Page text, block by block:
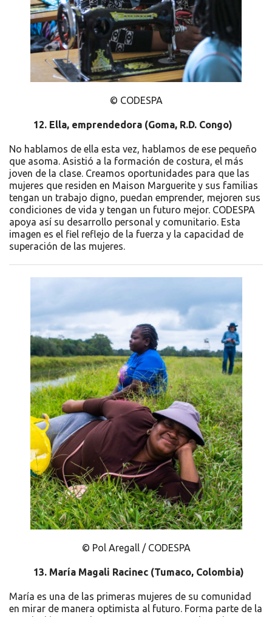
© CODESPA
12. Ella, emprendedora (Goma, R.D. Congo)
No hablamos de ella esta vez, hablamos de ese pequeño
que asoma. Asistió a la formación de costura, el más
joven de la clase. Creamos oportunidades para que las
mujeres que residen en Maison Marguerite y sus familias
tengan un trabajo digno, puedan emprender, mejoren sus
condiciones de vida y tengan un futuro mejor. CODESPA
apoya así su desarrollo personal y comunitario. Esta
imagen es el fiel reflejo de la fuerza y la capacidad de
superación de las mujeres.
© Pol Aregall / CODESPA
13. María Magali Racinec (Tumaco, Colombia)
María es una de las primeras mujeres de su comunidad
en mirar de manera optimista al futuro. Forma parte de la